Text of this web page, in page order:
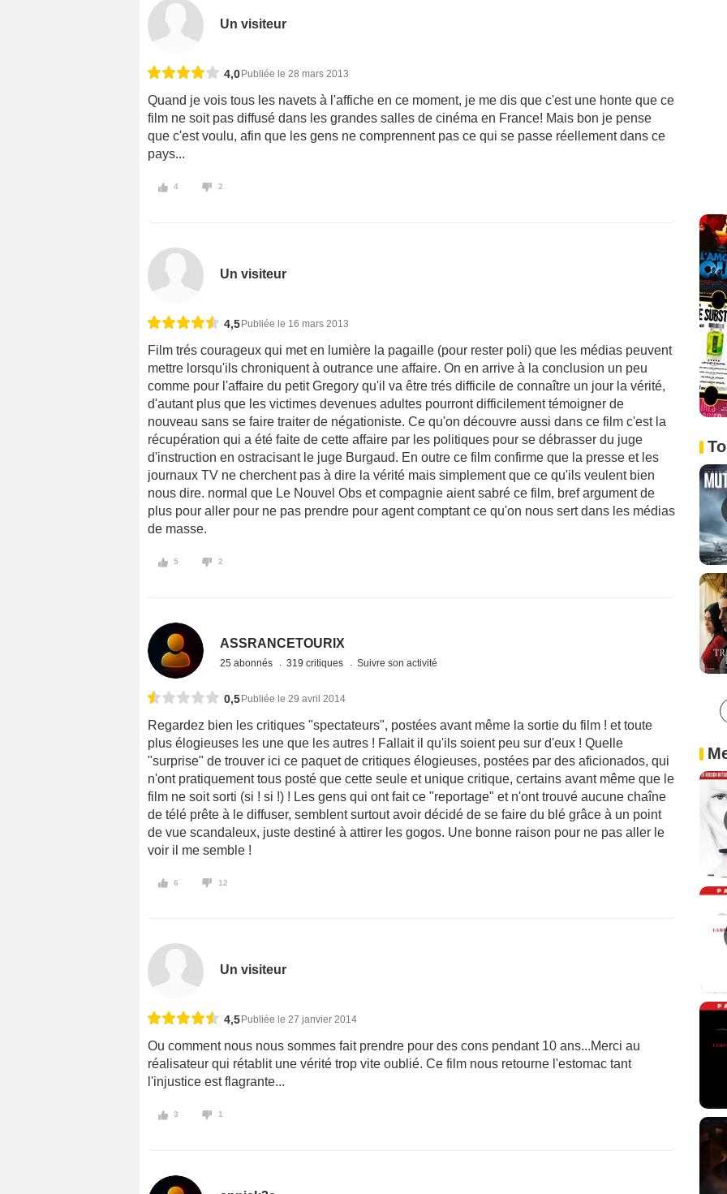
Un visiteur
4,0 Publiée le 28 mars 2013
Quand je vois tous les navets à l'affiche en ce moment, je me dis que c'est une honte que ce
film ne soit pas diffusé dans les grandes salles de cinéma en France! Mais bon je pense
que c'est voulu, afin que les gens ne comprennent pas ce qui se passe réellement dans ce
pays...
4 2
Un visiteur
4,5Publiée le 16 mars 2013
Film trés courageux qui met en lumière la pagaille (pour rester poli) que les médias peuvent
mettre lorsqu'ils chroniquent à outrance une affaire. On en arrive à la conclusion un peu
comme pour l'affaire du petit Gregory qu'il va être trés difficile de connaître un jour la vérité,
d'autant plus que les victimes devenues adultes pourront difficilement témoigner de
nouveau sans se faire traiter de négationiste. Ce qu'on découvre aussi dans ce film c'est la
récupération qui a été faite de cette affaire par les politiques pour se débrasser du juge
d'instruction en ostracisant le juge Burgaud. En outre ce film confirme que la presse et les
journaux TV ne cherchent pas à dire la vérité mais simplement que ce qu'ils veulent bien
nous dire. normal que Le Nouvel Obs et compagnie aient sabré ce film, bref argument de
plus pour aller pour ne pas prendre pour agent comptant ce qu'on nous sert dans les médias
de masse.
5 2
ASSRANCETOURIX
25 abonnés 319 critiques Suivre son activité
0,5Publiée le 29 avril 2014
Regardez bien les critiques "spectateurs", postées avant même la sortie du film ! et toute
plus élogieuses les une que les autres ! Fallait il qu'ils soient peu sur d'eux ! Quelle
"surprise" de trouver ici ce paquet de critiques élogieuses, postées par des aficionados, qui
n'ont pratiquement tous posté que cette seule et unique critique, certains avant même que le
film ne soit sorti (si ! si !) ! Les gens qui ont fait ce "reportage" et n'ont trouvé aucune chaîne
de télé prête à le diffuser, semblent surtout avoir décidé de se faire du blé grâce à un point
de vue scandaleux, juste destiné à attirer les gogos. Une bonne raison pour ne pas aller le
voir il me semble !
6 12
Un visiteur
4,5 Publiée le 27 janvier 2014
Ou comment nous nous sommes fait prendre pour des cons pendant 10 ans...Merci au
réalisateur qui rétablit une vérité trop vite oublié. Ce film nous retourne l'estomac tant
l'injustice est flagrante...
3 1